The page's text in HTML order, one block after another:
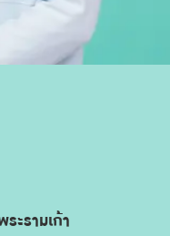
ะรามเก้า